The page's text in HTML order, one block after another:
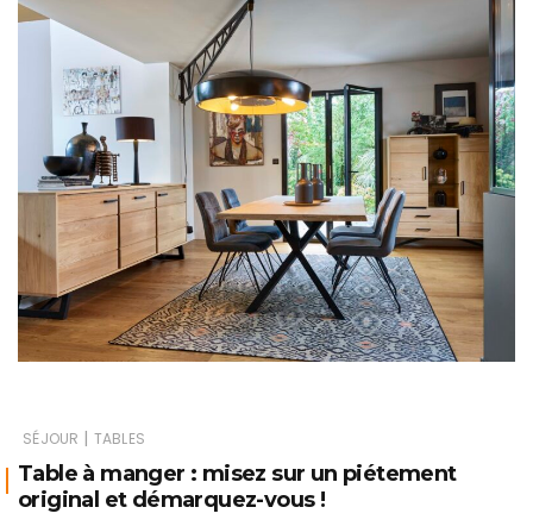
SÉJOUR | TABLES
Table à manger : misez sur un piétement
original et démarquez-vous !